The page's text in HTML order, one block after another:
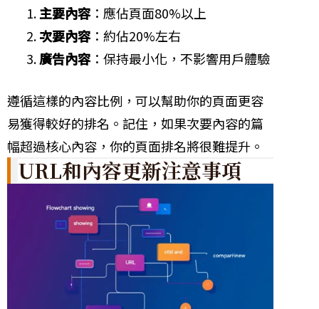
主要內容：應佔頁面80%以上
次要內容：約佔20%左右
廣告內容：保持最小化，不影響用戶體驗
遵循這樣的內容比例，可以幫助你的頁面更容
易獲得較好的排名。記住，如果次要內容的篇
幅超過核心內容，你的頁面排名將很難提升。
URL和內容更新注意事項